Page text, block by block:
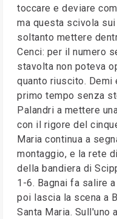
toccare e deviare
ma questa scivola
soltanto mettere
Cenci: per il numero
stavolta non poteva
quanto riuscito. Demi
primo tempo senza
Palandri a mettere
con il rigore del
Maria continua a
montaggio, e la rete
della bandiera di
1-6. Bagnai fa salire
poi lascia la scena a
Santa Maria. Sull'uno